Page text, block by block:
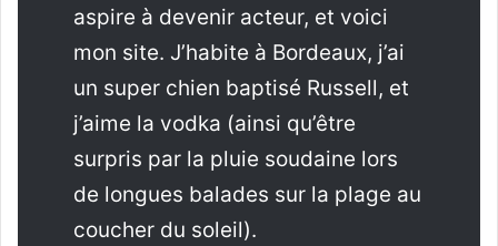
aspire à devenir acteur, et voici
mon site. J’habite à Bordeaux, j’ai
un super chien baptisé Russell, et
j’aime la vodka (ainsi qu’être
surpris par la pluie soudaine lors
de longues balades sur la plage au
coucher du soleil).